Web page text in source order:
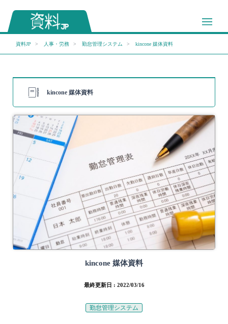
資料JP 人事・労務 勤怠管理システム kincone 媒体資料
kincone 媒体資料
kincone 媒体資料
最終更新日 : 2022/03/16
勤怠管理システム